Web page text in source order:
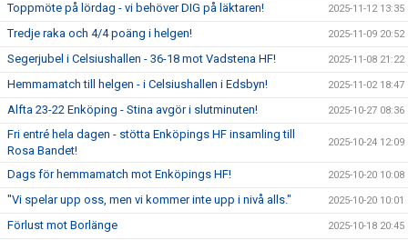
Toppmöte på lördag - vi behöver DIG på läktaren! 2025-11-12 13:35
Tredje raka och 4/4 poäng i helgen! 2025-11-09 20:52
Segerjubel i Celsiushallen - 36-18 mot Vadstena HF! 2025-11-08 21:22
Hemmamatch till helgen - i Celsiushallen i Edsbyn! 2025-11-02 18:47
Alfta 23-22 Enköping - Stina avgör i slutminuten! 2025-10-27 08:36
Fri entré hela dagen - stötta Enköpings HF insamling till
Rosa Bandet!
2025-10-24 12:09
Dags för hemmamatch mot Enköpings HF! 2025-10-20 10:08
"Vi spelar upp oss, men vi kommer inte upp i nivå alls." 2025-10-20 10:01
Förlust mot Borlänge 2025-10-18 20:45